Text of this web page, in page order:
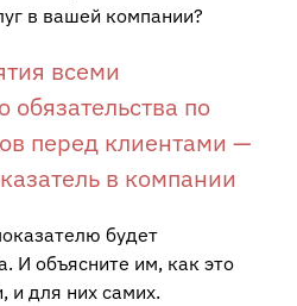
в вашей компании?
всеми
обязательства по
перед клиентами —
в компании
будет
И объясните им, как это
и для них самих.